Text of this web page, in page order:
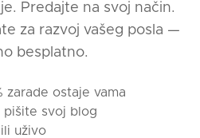
Predajte na svoj način.
za razvoj vašeg posla —
besplatno.
zarade ostaje vama
pišite svoj blog
uživo